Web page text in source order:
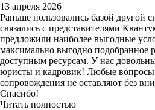
13 апреля 2026
Раньше пользовались базой другой
связались с представителями
предложили наиболее выгодные
максимально выгодно подобранное
доступным ресурсам. У нас
юристы и кадровик! Любые
сопровождения не оставляют без
Спасибо!
Читать полностью